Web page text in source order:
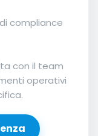
compliance
con il team
operativi